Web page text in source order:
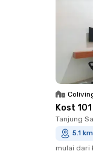
Kost
Tanjung
5.1
mulai dari